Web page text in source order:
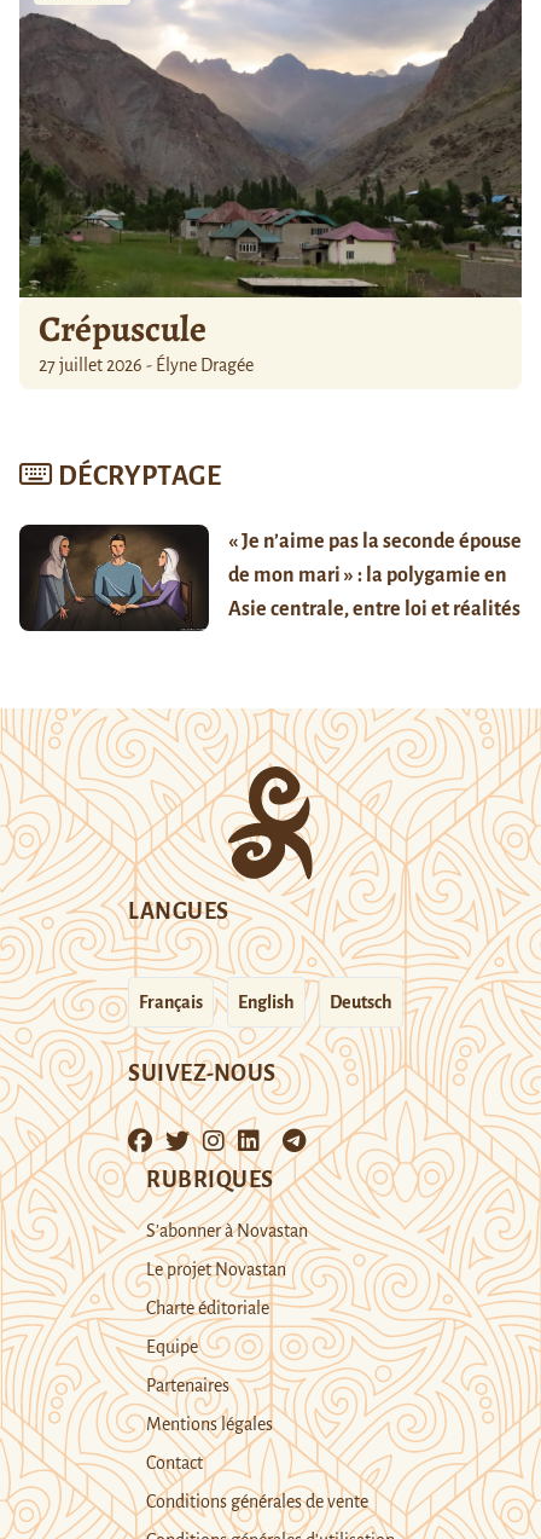
Crépuscule
27 juillet 2026 - Élyne Dragée
DÉCRYPTAGE
« Je n’aime pas la seconde épouse
de mon mari » : la polygamie en
Asie centrale, entre loi et réalités
LANGUES
Français English Deutsch
SUIVEZ-NOUS
RUBRIQUES
S’abonner à Novastan
Le projet Novastan
Charte éditoriale
Equipe
Partenaires
Mentions légales
Contact
Conditions générales de vente